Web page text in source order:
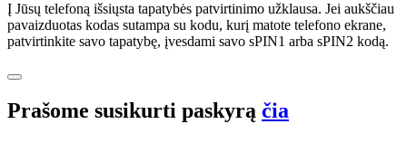
Į Jūsų telefoną išsiųsta tapatybės patvirtinimo užklausa. Jei aukščiau
pavaizduotas kodas sutampa su kodu, kurį matote telefono ekrane,
patvirtinkite savo tapatybę, įvesdami savo sPIN1 arba sPIN2 kodą.
Prašome susikurti paskyrą čia